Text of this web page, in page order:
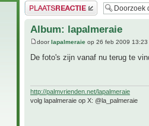
Plaats een reactie
Album: lapalmeraie
doorlapalmeraie op 26 feb 2009 13:23
De foto's zijn vanaf nu terug te
http://palmvrienden.net/lapalmeraie
volg lapalmeraie op X: @la_palmeraie